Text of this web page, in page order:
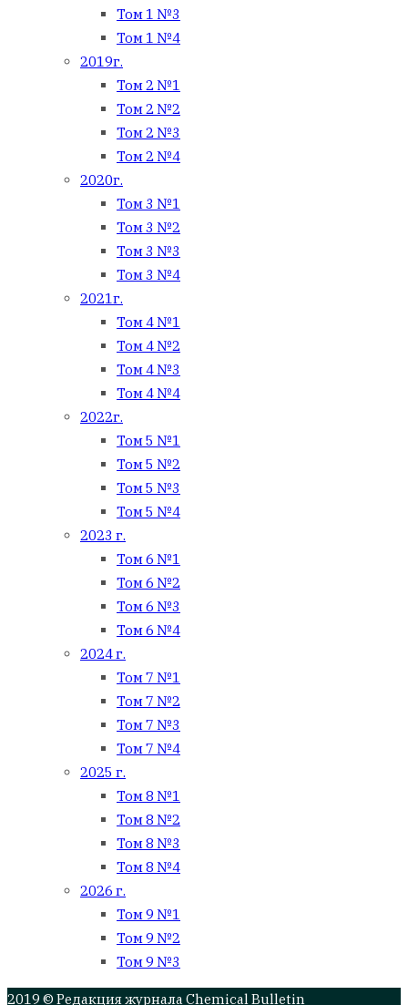
Том 1 №3
Том 1 №4
2019г.
Том 2 №1
Том 2 №2
Том 2 №3
Том 2 №4
2020г.
Том 3 №1
Том 3 №2
Том 3 №3
Том 3 №4
2021г.
Том 4 №1
Том 4 №2
Том 4 №3
Том 4 №4
2022г.
Том 5 №1
Том 5 №2
Том 5 №3
Том 5 №4
2023 г.
Том 6 №1
Том 6 №2
Том 6 №3
Том 6 №4
2024 г.
Том 7 №1
Том 7 №2
Том 7 №3
Том 7 №4
2025 г.
Том 8 №1
Том 8 №2
Том 8 №3
Том 8 №4
2026 г.
Том 9 №1
Том 9 №2
Том 9 №3
2019 © Редакция журнала Chemical Bulletin